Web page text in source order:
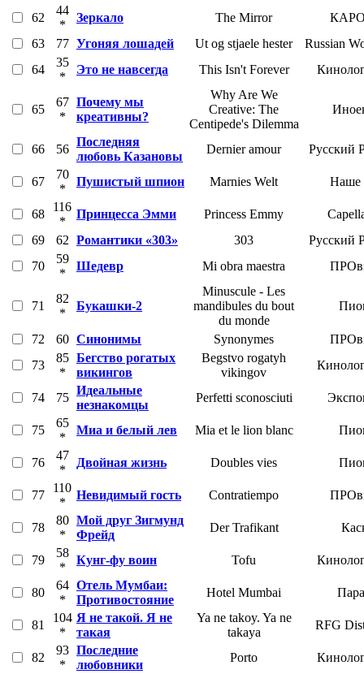
62
44
*
Зеркало The Mirror
63
77 Угоняя лошадей Ut og stjaele hester
Russian
64
35
*
Это не навсегда This Isn't Forever
65
67
*
Почему мы
креативны?
Why Are We
Creative: The
Centipede's Dilemma
66 56
Последняя
любовь Казановы
Dernier amour Русский
67
70
*
Пушистый шпион Marnies Welt Наше
68
116
*
Принцесса Эмми Princess Emmy
69
62 Романтики «303» 303
Русский
70
59
*
Шедевр Mi obra maestra
71
82
*
Букашки-2
Minuscule - Les
mandibules du bout
du monde
72 60 Синонимы Synonymes
73
85
*
Бегство рогатых
викингов
Begstvo rogatyh
vikingov
74 75
Идеальные
незнакомцы
Perfetti sconosciuti
75
65
*
Миа и белый лев Mia et le lion blanc
76
47
*
Двойная жизнь Doubles vies
77
110
*
Невидимый гость Contratiempo
78
80
*
Мой друг Зигмунд
Фрейд
Der Trafikant
79
58
*
Кунг-фу воин Tofu
80
64
*
Отель Мумбаи:
Противостояние
Hotel Mumbai
81
104
*
Я не такой. Я не
такая
Ya ne takoy. Ya ne
takaya
RFG
82
93
*
Последние
любовники
Porto